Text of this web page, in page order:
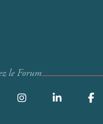
le Forum